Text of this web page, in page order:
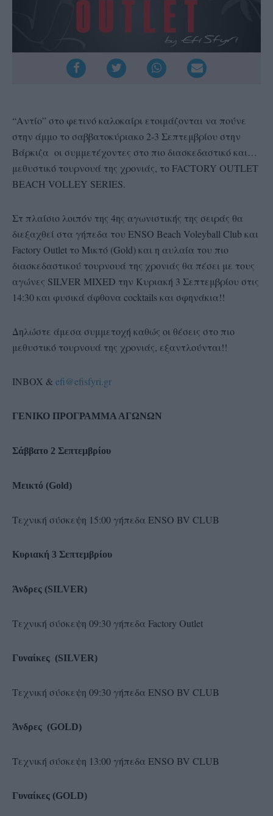
“Αντίο” στο φετινό καλοκαίρι ετοιμάζονται να πούνε
στην άμμο το σαββατοκύριακο 2-3 Σεπτεμβρίου στην
Βάρκιζα οι συμμετέχοντες στο πιο διασκεδαστικό και…
μεθυστικό τουρνουά της χρονιάς, το FACTORY OUTLET
BEACH VOLLEY SERIES.
Στ πλαίσιο λοιπόν της 4ης αγωνιστικής της σειράς θα
διεξαχθεί στα γήπεδα του ENSO Beach Voleyball Club και
Factory Outlet το Μικτό (Gold) και η αυλαία του πιο
διασκεδαστικού τουρνουά της χρονιάς θα πέσει με τους
αγώνες SILVER MIXED την Κυριακή 3 Σεπτεμβρίου στις
14:30 και φυσικά άφθονα cocktails και σφηνάκια!!
Δηλώστε άμεσα συμμετοχή καθώς οι θέσεις στο πιο
μεθυστικό τουρνουά της χρονιάς, εξαντλούνται!!
INBOX &efi@efisfyri.gr
ΓΕΝΙΚΟ ΠΡΟΓΡΑΜΜΑ ΑΓΩΝΩΝ
Σάββατο 2 Σεπτεμβρίου
Μεικτό (Gold)
Τεχνική σύσκεψη 15:00 γήπεδα ENSO BV CLUB
Κυριακή 3 Σεπτεμβρίου
Άνδρες (SILVER)
Τεχνική σύσκεψη 09:30 γήπεδα Factory Outlet
Γυναίκες (SILVER)
Τεχνική σύσκεψη 09:30 γήπεδα ENSO BV CLUB
Άνδρες (GOLD)
Τεχνική σύσκεψη 13:00 γήπεδα ENSO BV CLUB
Γυναίκες (GOLD)